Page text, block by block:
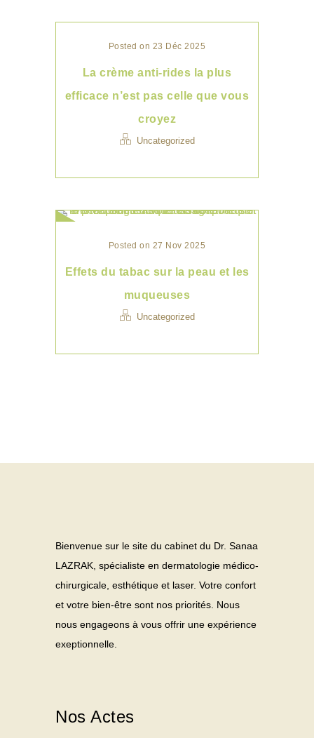
Posted on 23 Déc 2025
La crème anti-rides la plus
efficace n’est pas celle que vous
croyez
Uncategorized
Posted on 27 Nov 2025
Effets du tabac sur la peau et les
muqueuses
Uncategorized
Bienvenue sur le site du cabinet du Dr. Sanaa
LAZRAK, spécialiste en dermatologie médico-
chirurgicale, esthétique et laser. Votre confort
et votre bien-être sont nos priorités. Nous
nous engageons à vous offrir une expérience
exeptionnelle.
Nos Actes